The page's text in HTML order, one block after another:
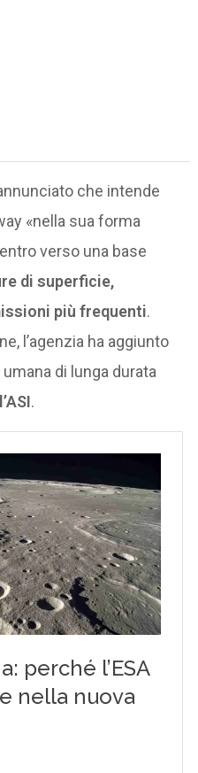
che intende
«nella sua forma
verso una base
di superficie,
più frequenti.
l’agenzia ha aggiunto
di lunga durata
.